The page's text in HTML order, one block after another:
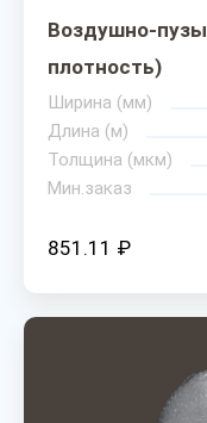
Воздушно-
плотность)
Ширина (мм)
Длина (м)
Толщина (мкм)
Мин.заказ
851.11 ₽